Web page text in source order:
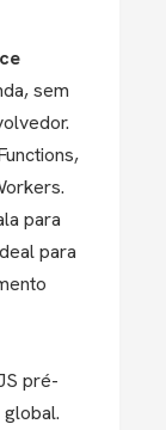
sem
para
para
pré-